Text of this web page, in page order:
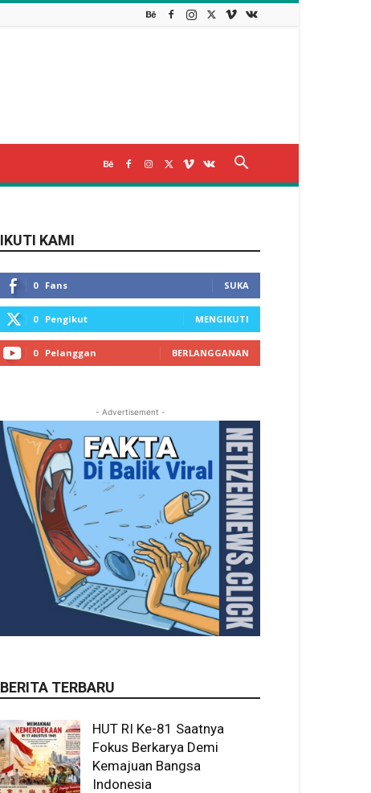
IKUTI KAMI
0 Fans SUKA
0 Pengikut MENGIKUTI
0 Pelanggan BERLANGGANAN
- Advertisement -
BERITA TERBARU
HUT RI Ke-81 Saatnya
Fokus Berkarya Demi
Kemajuan Bangsa
Indonesia